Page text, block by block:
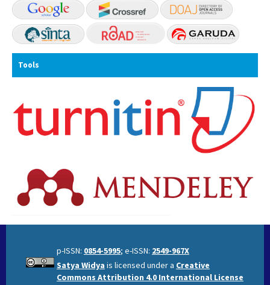
Tools
p-ISSN: 0854-5995; e-ISSN: 2549-967X
Satya Widya is licensed under a Creative
Commons Attribution 4.0 International License